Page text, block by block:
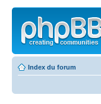
Index du forum